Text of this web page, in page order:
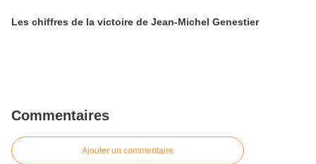
Les chiffres de la victoire de Jean-Michel Genestier
Commentaires
Ajouter un commentaire